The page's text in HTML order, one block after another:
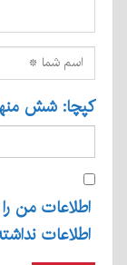
کپچا: شش
اطلاعات من
اطلاعات